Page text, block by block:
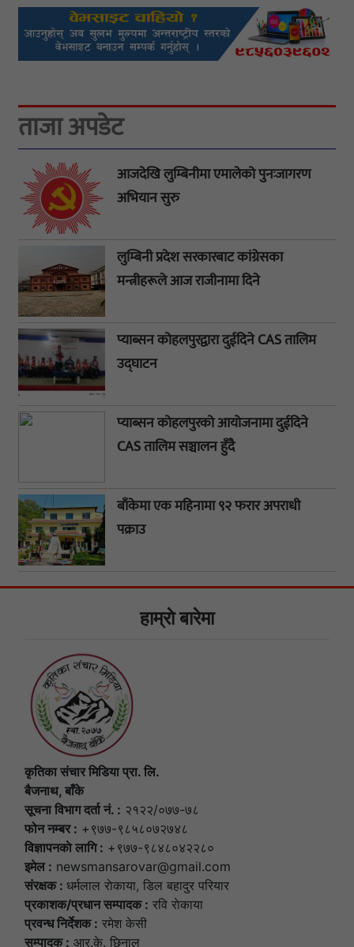
ताजा अपडेट
आजदेखि लुम्बिनीमा एमालेको पुनःजागरण
अभियान सुरु
लुम्बिनी प्रदेश सरकारबाट कांग्रेसका
मन्त्रीहरूले आज राजीनामा दिने
प्याब्सन कोहलपुरद्वारा दुईदिने CAS तालिम
उद्घाटन
प्याब्सन कोहलपुरको आयोजनामा दुईदिने
CAS तालिम सञ्चालन हुँदै
बाँकेमा एक महिनामा ९२ फरार अपराधी
पक्राउ
हाम्राे बारेमा
कृतिका संचार मिडिया प्रा. लि.
बैजनाथ, बाँके
सूचना विभाग दर्ता नं. : २१२२/०७७-७८
फोन नम्बर : +९७७-९८५८०७२७४८
विज्ञापनकाे लागि : +९७७-९८४८०४२२८०
इमेल : newsmansarovar@gmail.com
संरक्षक : धर्मलाल राेकाया, डिल बहादुर परियार
प्रकाशक/प्रधान सम्पादक : रवि राेकाया
प्रवन्ध निर्देशक : रमेश केसी
सम्पादक : आर.के. छिनाल